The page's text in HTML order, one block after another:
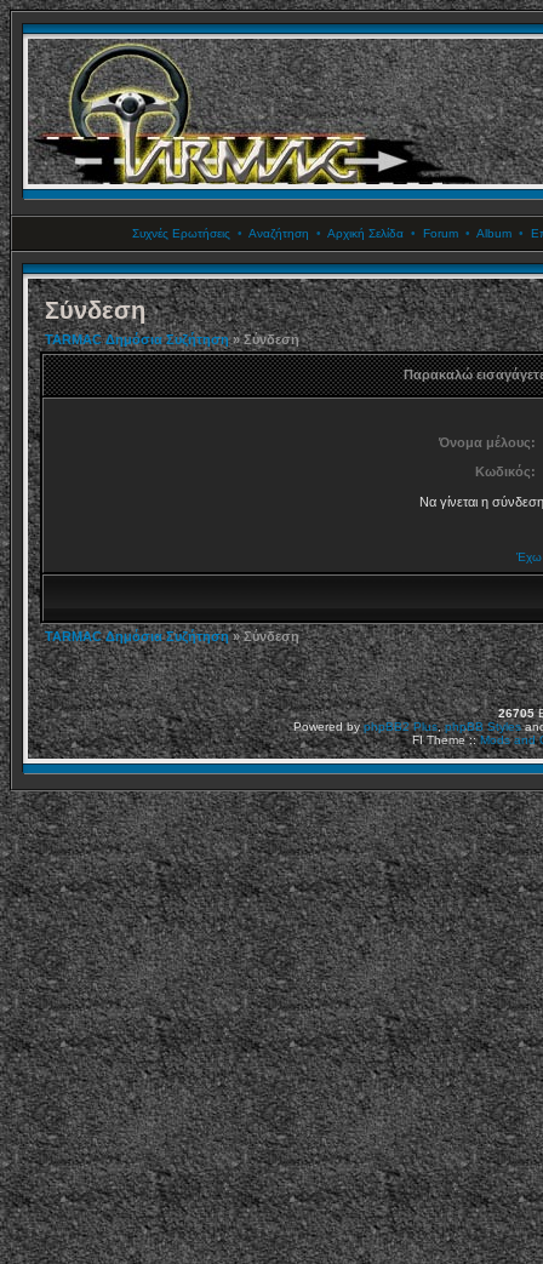
Συχνές Ερωτήσεις • Αναζήτηση • Αρχική Σελίδα• Forum• Album•
Σύνδεση
TARMAC Δημόσια Συζήτηση» Σύνδεση
Παρακαλώ
Όνομα μέλους:
Κωδικός:
Να γίνεται η
Έχω
TARMAC Δημόσια Συζήτηση» Σύνδεση
26705
Powered byphpBB2 Plus,phpBB Styles
FI Theme ::Mods and